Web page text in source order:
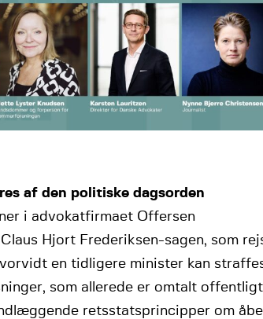
af den politiske dagsorden
i advokatfirmaet Offersen
Hjort Frederiksen-sagen, som
en tidligere minister kan
som allerede er omtalt
retsstatsprincipper om